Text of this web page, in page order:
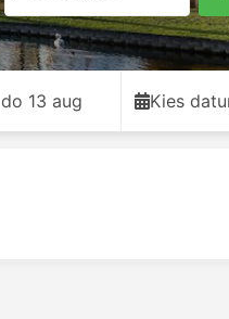
do 13 aug Kies